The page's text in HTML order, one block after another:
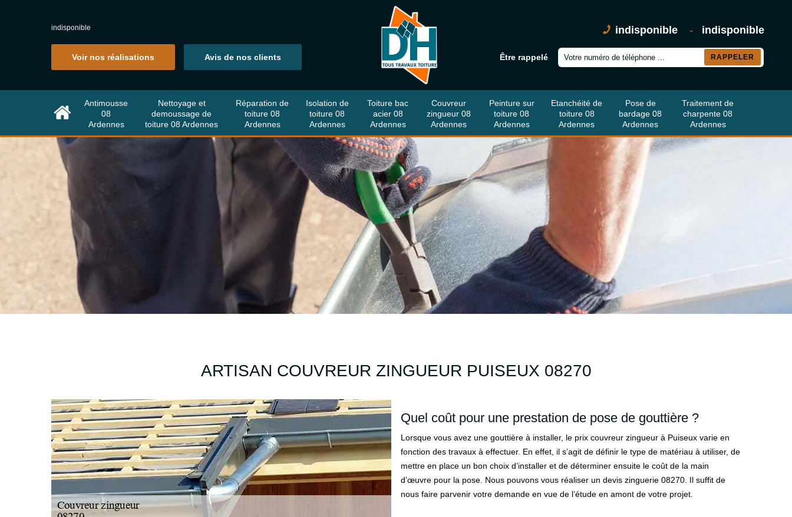
indisponible
Voir nos réalisations Avis de nos clients
indisponible - indisponible
Être rappelé
Antimousse
08
Ardennes
Nettoyage et
demoussage de
toiture 08 Ardennes
Réparation de
toiture 08
Ardennes
Isolation de
toiture 08
Ardennes
Toiture bac
acier 08
Ardennes
Couvreur
zingueur 08
Ardennes
Peinture sur
toiture 08
Ardennes
Etanchéité de
toiture 08
Ardennes
Pose de
bardage 08
Ardennes
Traitement de
charpente 08
Ardennes
ARTISAN COUVREUR ZINGUEUR PUISEUX 08270
Quel coût pour une prestation de pose de gouttière ?
Lorsque vous avez une gouttière à installer, le prix couvreur zingueur à Puiseux varie en
fonction des travaux à effectuer. En effet, il s’agit de définir le type de matériau à utiliser, de
mettre en place un bon choix d’installer et de déterminer ensuite le coût de la main
d’œuvre pour la pose. Nous pouvons vous réaliser un devis zinguerie 08270. Il suffit de
nous faire parvenir votre demande en vue de l’étude en amont de votre projet.